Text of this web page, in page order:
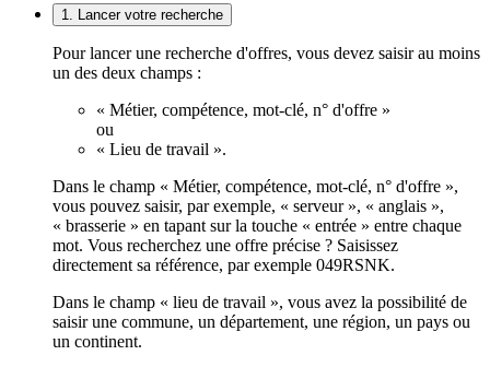
1. Lancer votre recherche
Pour lancer une recherche d'offres, vous devez saisir au moins
un des deux champs :
« Métier, compétence, mot-clé, n° d'offre »
ou
« Lieu de travail ».
Dans le champ « Métier, compétence, mot-clé, n° d'offre »,
vous pouvez saisir, par exemple, « serveur », « anglais »,
« brasserie » en tapant sur la touche « entrée » entre chaque
mot. Vous recherchez une offre précise ? Saisissez
directement sa référence, par exemple 049RSNK.
Dans le champ « lieu de travail », vous avez la possibilité de
saisir une commune, un département, une région, un pays ou
un continent.